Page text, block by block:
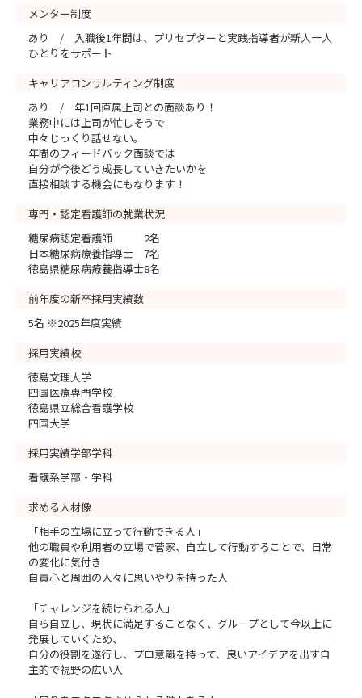
メンター制度
あり / 入職後1年間は、プリセプターと実践指導者が新人一人
ひとりをサポート
キャリアコンサルティング制度
あり / 年1回直属上司との面談あり！
業務中には上司が忙しそうで
中々じっくり話せない。
年間のフィードバック面談では
自分が今後どう成長していきたいかを
直接相談する機会にもなります！
専門・認定看護師の就業状況
糖尿病認定看護師 2名
日本糖尿病療養指導士 7名
徳島県糖尿病療養指導士8名
前年度の新卒採用実績数
5名 ※2025年度実績
採用実績校
徳島文理大学
四国医療専門学校
徳島県立総合看護学校
四国大学
採用実績学部学科
看護系学部・学科
求める人材像
「相手の立場に立って行動できる人」
他の職員や利用者の立場で菅家、自立して行動することで、日常
の変化に気付き
自責心と周囲の人々に思いやりを持った人
「チャレンジを続けられる人」
自ら自立し、現状に満足することなく、グループとして今以上に
発展していくため、
自分の役割を遂行し、プロ意識を持って、良いアイデアを出す自
主的で視野の広い人